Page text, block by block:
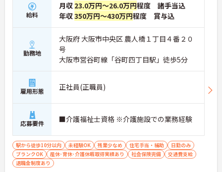
給料
月収 23.0万円～26.0万円程度 諸手当込
年収350万円～430万円程度 賞与込
勤務地
大阪府 大阪市中央区 農人橋１丁目４番２０
号
大阪市営谷町線「谷町四丁目駅」徒歩5分
雇用形態 正社員(正職員)
応募要件 ■介護福祉士資格 ※介護施設での業務経験
駅から徒歩10分以内 未経験OK 残業少なめ 住宅手当・補助
日勤のみ
ブランクOK
産休･育休･介護休暇取得実績あり 社会保険完備
交通費支給
退職金制度あり